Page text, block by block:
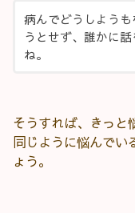
病んでどうしよう
うとせず、誰かに
ね。
そうすれば、きっと
同じように悩んでい
ょう。